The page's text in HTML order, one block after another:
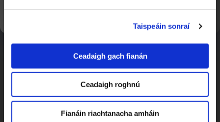
Taispeáin sonraí
Ceadaigh gach fianán
Ceadaigh roghnú
Fianáin riachtanacha amháin